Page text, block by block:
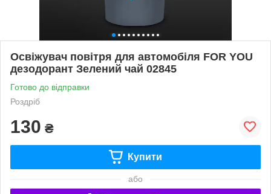
Освіжувач повітря для автомобіля FOR YOU
дезодорант Зелений чай 02845
Готово до відправки
Роздріб
130 ₴
Купити
або